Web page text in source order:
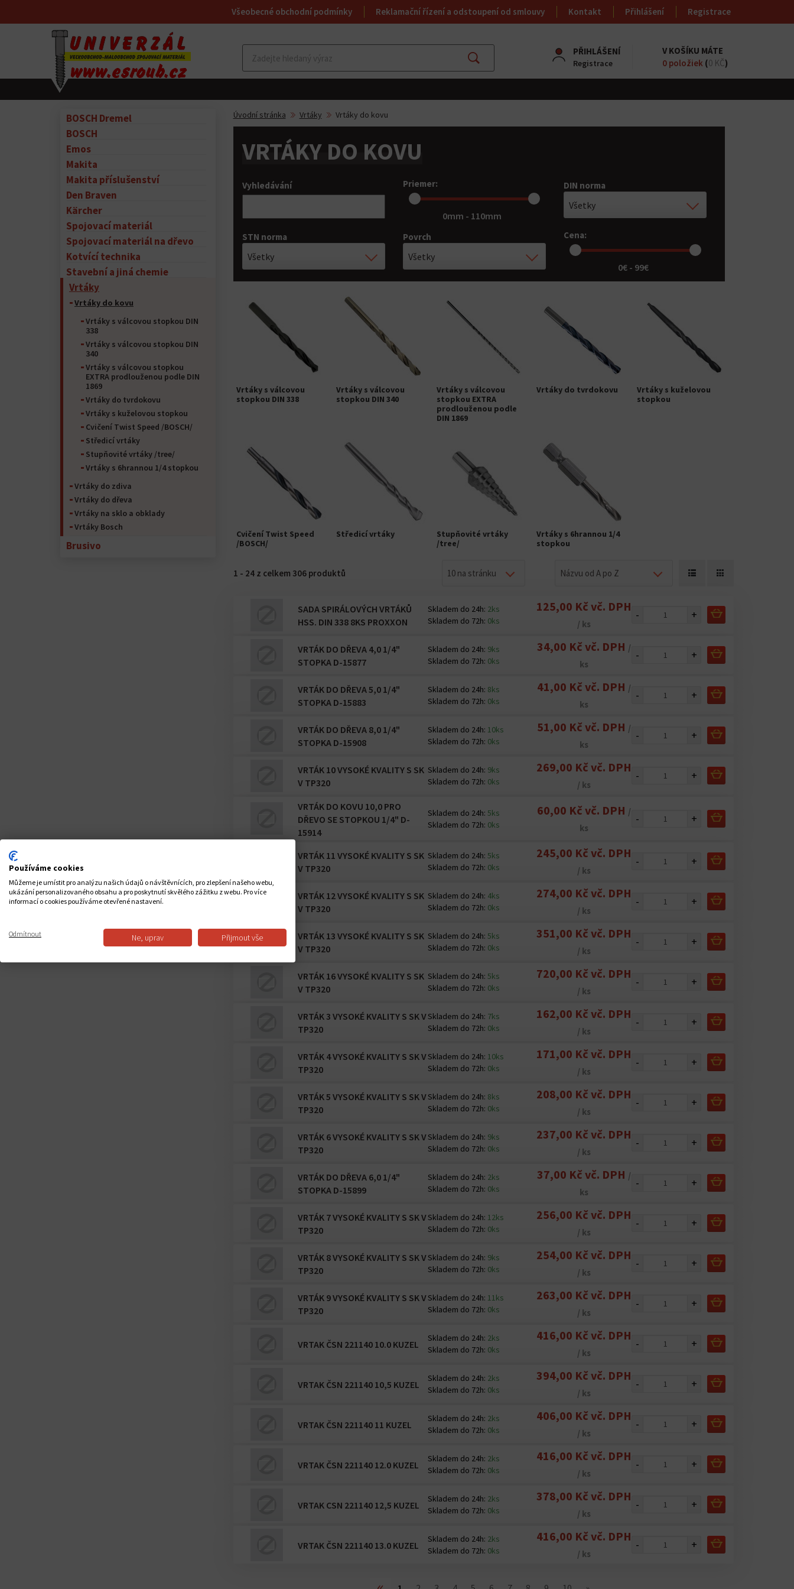
Všeobecné obchodní podmínky Reklamační řízení a odstoupení od smlouvy Kontakt Přihlášení Registrace
Najít
PŘIHLÁŠENÍ
Registrace
V KOŠÍKU MÁTE
0 položiek (0 KČ)
BOSCH Dremel
BOSCH
Emos
Makita
Makita příslušenství
Den Braven
Kärcher
Spojovací materiál
Spojovací materiál na dřevo
Kotvící technika
Stavební a jiná chemie
Vrtáky
Vrtáky do kovu
Vrtáky s válcovou stopkou DIN
338
Vrtáky s válcovou stopkou DIN
340
Vrtáky s válcovou stopkou
EXTRA prodlouženou podle DIN
1869
Vrtáky do tvrdokovu
Vrtáky s kuželovou stopkou
Cvičení Twist Speed /BOSCH/
Středicí vrtáky
Stupňovité vrtáky /tree/
Vrtáky s 6hrannou 1/4 stopkou
Vrtáky do zdiva
Vrtáky do dřeva
Vrtáky na sklo a obklady
Vrtáky Bosch
Brusivo
Úvodní stránka Vrtáky Vrtáky do kovu
VRTÁKY DO KOVU
Vyhledávání Priemer:
0mm - 110mm
DIN norma
Všetky
STN norma
Všetky
Povrch
Všetky
Cena:
0€ - 99€
Vrtáky s válcovou
stopkou DIN 338
Vrtáky s válcovou
stopkou DIN 340
Vrtáky s válcovou
stopkou EXTRA
prodlouženou podle
DIN 1869
Vrtáky do tvrdokovu
Vrtáky s kuželovou
stopkou
Cvičení Twist Speed
/BOSCH/
Středicí vrtáky
Stupňovité vrtáky
/tree/
Vrtáky s 6hrannou 1/4
stopkou
1 - 24 z celkem 306 produktů 10 na stránku Názvu od A po Z
SADA SPIRÁLOVÝCH VRTÁKŮ
HSS. DIN 338 8KS PROXXON
Skladem do 24h: 2ks
Skladem do 72h: 0ks
125,00 Kč vč. DPH
/ ks
- +
VRTÁK DO DŘEVA 4,0 1/4"
STOPKA D-15877
Skladem do 24h: 9ks
Skladem do 72h: 0ks
34,00 Kč vč. DPH /
ks
- +
VRTÁK DO DŘEVA 5,0 1/4"
STOPKA D-15883
Skladem do 24h: 8ks
Skladem do 72h: 0ks
41,00 Kč vč. DPH /
ks
- +
VRTÁK DO DŘEVA 8,0 1/4"
STOPKA D-15908
Skladem do 24h: 10ks
Skladem do 72h: 0ks
51,00 Kč vč. DPH /
ks
- +
VRTÁK 10 VYSOKÉ KVALITY S SK
V TP320
Skladem do 24h: 9ks
Skladem do 72h: 0ks
269,00 Kč vč. DPH
/ ks
- +
VRTÁK DO KOVU 10,0 PRO
DŘEVO SE STOPKOU 1/4" D-
15914
Skladem do 24h: 5ks
Skladem do 72h: 0ks
60,00 Kč vč. DPH /
ks
- +
VRTÁK 11 VYSOKÉ KVALITY S SK
V TP320
Skladem do 24h: 5ks
Skladem do 72h: 0ks
245,00 Kč vč. DPH
/ ks
- +
VRTÁK 12 VYSOKÉ KVALITY S SK
V TP320
Skladem do 24h: 4ks
Skladem do 72h: 0ks
274,00 Kč vč. DPH
/ ks
- +
VRTÁK 13 VYSOKÉ KVALITY S SK
V TP320
Skladem do 24h: 5ks
Skladem do 72h: 0ks
351,00 Kč vč. DPH
/ ks
- +
VRTÁK 16 VYSOKÉ KVALITY S SK
V TP320
Skladem do 24h: 5ks
Skladem do 72h: 0ks
720,00 Kč vč. DPH
/ ks
- +
VRTÁK 3 VYSOKÉ KVALITY S SK V
TP320
Skladem do 24h: 7ks
Skladem do 72h: 0ks
162,00 Kč vč. DPH
/ ks
- +
VRTÁK 4 VYSOKÉ KVALITY S SK V
TP320
Skladem do 24h: 10ks
Skladem do 72h: 0ks
171,00 Kč vč. DPH
/ ks
- +
VRTÁK 5 VYSOKÉ KVALITY S SK V
TP320
Skladem do 24h: 8ks
Skladem do 72h: 0ks
208,00 Kč vč. DPH
/ ks
- +
VRTÁK 6 VYSOKÉ KVALITY S SK V
TP320
Skladem do 24h: 9ks
Skladem do 72h: 0ks
237,00 Kč vč. DPH
/ ks
- +
VRTÁK DO DŘEVA 6,0 1/4"
STOPKA D-15899
Skladem do 24h: 2ks
Skladem do 72h: 0ks
37,00 Kč vč. DPH /
ks
- +
VRTÁK 7 VYSOKÉ KVALITY S SK V
TP320
Skladem do 24h: 12ks
Skladem do 72h: 0ks
256,00 Kč vč. DPH
/ ks
- +
VRTÁK 8 VYSOKÉ KVALITY S SK V
TP320
Skladem do 24h: 9ks
Skladem do 72h: 0ks
254,00 Kč vč. DPH
/ ks
- +
VRTÁK 9 VYSOKÉ KVALITY S SK V
TP320
Skladem do 24h: 11ks
Skladem do 72h: 0ks
263,00 Kč vč. DPH
/ ks
- +
VRTAK ČSN 221140 10.0 KUZEL
Skladem do 24h: 2ks
Skladem do 72h: 0ks
416,00 Kč vč. DPH
/ ks
- +
VRTAK ČSN 221140 10,5 KUZEL
Skladem do 24h: 2ks
Skladem do 72h: 0ks
394,00 Kč vč. DPH
/ ks
- +
VRTAK ČSN 221140 11 KUZEL
Skladem do 24h: 2ks
Skladem do 72h: 0ks
406,00 Kč vč. DPH
/ ks
- +
VRTAK ČSN 221140 12.0 KUZEL
Skladem do 24h: 2ks
Skladem do 72h: 0ks
416,00 Kč vč. DPH
/ ks
- +
VRTAK CSN 221140 12,5 KUZEL
Skladem do 24h: 2ks
Skladem do 72h: 0ks
378,00 Kč vč. DPH
/ ks
- +
VRTAK ČSN 221140 13.0 KUZEL
Skladem do 24h: 2ks
Skladem do 72h: 0ks
416,00 Kč vč. DPH
/ ks
- +
Používáme cookies
Můžeme je umístit pro analýzu našich údajů o návštěvnících, pro zlepšení našeho webu,
ukázání personalizovaného obsahu a pro poskytnutí skvělého zážitku z webu. Pro více
informací o cookies používáme otevřené nastavení.
Odmítnout Ne, uprav Přijmout vše